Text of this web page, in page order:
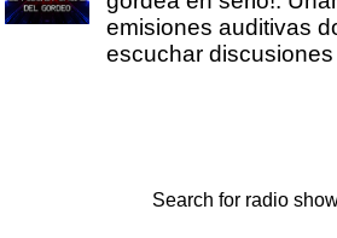
emisiones auditivas
escuchar
Search for radio